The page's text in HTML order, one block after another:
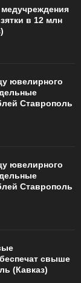
в 12 млн
ювелирного
Ставрополь
ювелирного
Ставрополь
свыше
(Кавказ)